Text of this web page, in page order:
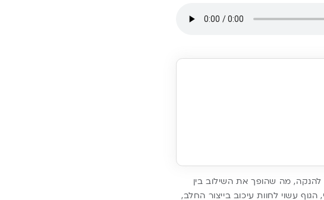
להנקה, מה שהופך את השילוב בין
עשוי לחוות עיכוב בייצור החלב,